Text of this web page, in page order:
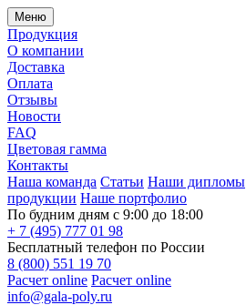
Меню
Продукция
О компании
Доставка
Оплата
Отзывы
Новости
FAQ
Цветовая гамма
Контакты
Наша команда Статьи Наши дипломы
продукции Наше портфолио
По будним дням с 9:00 до 18:00
+ 7 (495) 777 01 98
Бесплатный телефон по России
8 (800) 551 19 70
Расчет online Расчет online
info@gala-poly.ru